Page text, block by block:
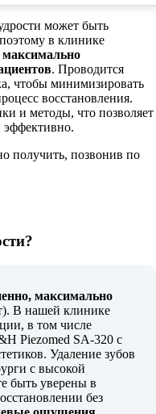
может быть
в клинике
максимально
. Проводится
чтобы минимизировать
восстановления.
и методы, что позволяет
эффективно.
получить, позвонив по
максимально
В нашей клинике
в том числе
Piezomed SA-320 с
Удаление зубов
с высокой
быть уверены в
без